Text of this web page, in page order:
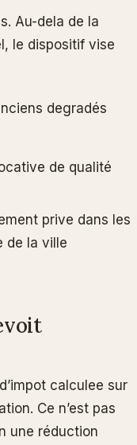
Au-dela de la
le dispositif vise
degradés
de qualité
prive dans les
de la ville
calculee sur
Ce n’est pas
une réduction